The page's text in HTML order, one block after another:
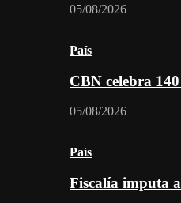
05/08/2026
País
CBN celebra
05/08/2026
País
Fiscalía imputa